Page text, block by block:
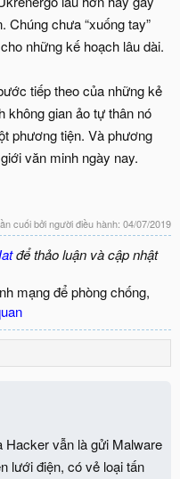
Chúng chưa “xuống tay”
những kế hoạch lâu dài.
tiếp theo của những kẻ
không gian ảo tự thân nó
phương tiện. Và phương
văn minh ngày nay.
cuối bởi người điều hành: 04/07/2019
để thảo luận và cập nhật
mạng để phòng chống,
Hacker vẫn là gửi Malware
lưới điện, có vẻ loại tấn